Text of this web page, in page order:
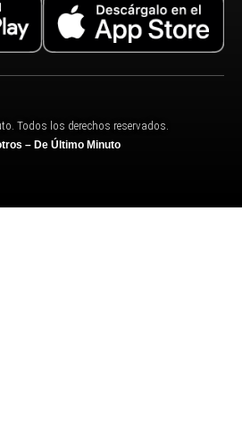
Todos los derechos reservados.
– De Último Minuto